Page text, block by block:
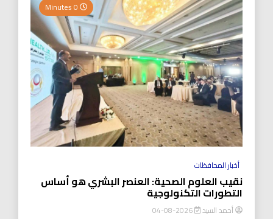
أخبار المحافظات
نقيب العلوم الصحية: العنصر البشري هو أساس
التطورات التكنولوجية
أحمد السيد 2026-08-04